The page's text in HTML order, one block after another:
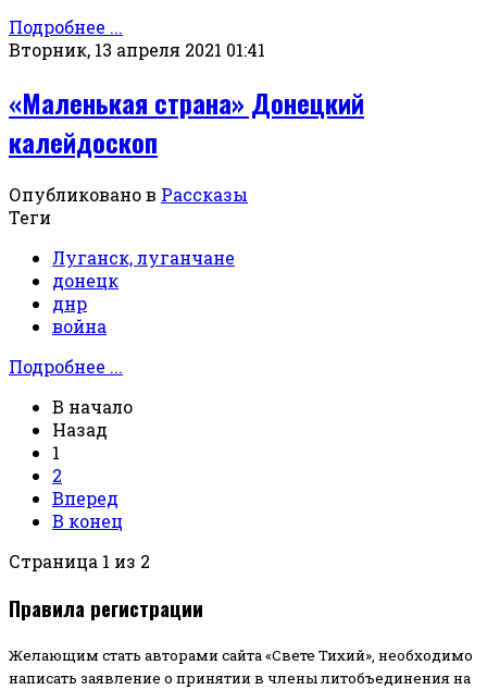
Подробнее ...
Вторник, 13 апреля 2021 01:41
«Маленькая страна» Донецкий
калейдоскоп
Опубликовано в Рассказы
Теги
Луганск, луганчане
донецк
днр
война
Подробнее ...
В начало
Назад
1
2
Вперед
В конец
Страница 1 из 2
Правила регистрации
Желающим стать авторами сайта «Свете Тихий», необходимо
написать заявление о принятии в члены литобъединения на